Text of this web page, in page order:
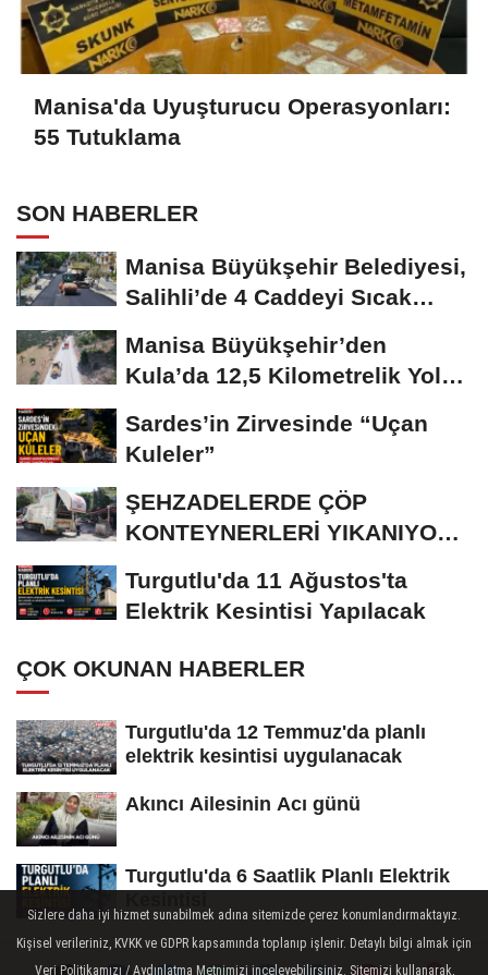
Manisa'da Uyuşturucu Operasyonları:
55 Tutuklama
SON HABERLER
Manisa Büyükşehir Belediyesi,
Salihli’de 4 Caddeyi Sıcak
Manisa Büyükşehir’den
Kula’da 12,5 Kilometrelik Yol
Sardes’in Zirvesinde “Uçan
Kuleler”
ŞEHZADELERDE ÇÖP
KONTEYNERLERİ YIKANIYOR
Turgutlu'da 11 Ağustos'ta
Elektrik Kesintisi Yapılacak
ÇOK OKUNAN HABERLER
Turgutlu'da 12 Temmuz'da planlı
elektrik kesintisi uygulanacak
Akıncı Ailesinin Acı günü
Turgutlu'da 6 Saatlik Planlı Elektrik
Sizlere daha iyi hizmet sunabilmek adına sitemizde çerez konumlandırmaktayız.
Kişisel verileriniz, KVKK ve GDPR kapsamında toplanıp işlenir. Detaylı bilgi almak için
Veri Politikamızı / Aydınlatma Metnimizi inceleyebilirsiniz. Sitemizi kullanarak,